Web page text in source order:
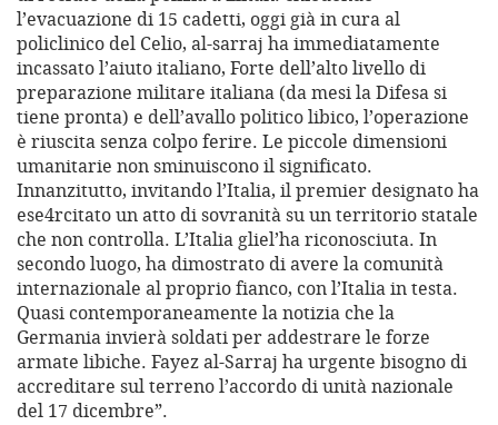
l’evacuazione di 15 cadetti, oggi già in cura al
policlinico del Celio, al-sarraj ha immediatamente
incassato l’aiuto italiano, Forte dell’alto livello di
preparazione militare italiana (da mesi la Difesa si
tiene pronta) e dell’avallo politico libico, l’operazione
è riuscita senza colpo ferire. Le piccole dimensioni
umanitarie non sminuiscono il significato.
Innanzitutto, invitando l’Italia, il premier designato ha
ese4rcitato un atto di sovranità su un territorio statale
che non controlla. L’Italia gliel’ha riconosciuta. In
secondo luogo, ha dimostrato di avere la comunità
internazionale al proprio fianco, con l’Italia in testa.
Quasi contemporaneamente la notizia che la
Germania invierà soldati per addestrare le forze
armate libiche. Fayez al-Sarraj ha urgente bisogno di
accreditare sul terreno l’accordo di unità nazionale
del 17 dicembre”.